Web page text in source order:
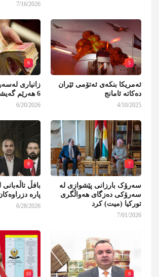
7/16/2026
5
ئەمریکا بنکەی ئەتۆمی ئێران
دەکاتە ئامانج
4/10/2025
6
زانیاری
6 هەرێم گەیشت
6/20/2026
7
سەرۆک بارزانی پێشوازی لە
سەرۆکی دەزگای هەواڵگری
تورکیا (میت) کرد
7/01/2026
8
بافڵ
پارە
6/28/2026
9
10